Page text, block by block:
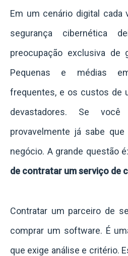
Em um cenário digital cada
segurança cibernética
preocupação exclusiva de
Pequenas e médias
frequentes, e os custos de
devastadores. Se
provavelmente já sabe
negócio. A grande questão é:
de contratar um serviço de
Contratar um parceiro de
comprar um software. É
que exige análise e critério.